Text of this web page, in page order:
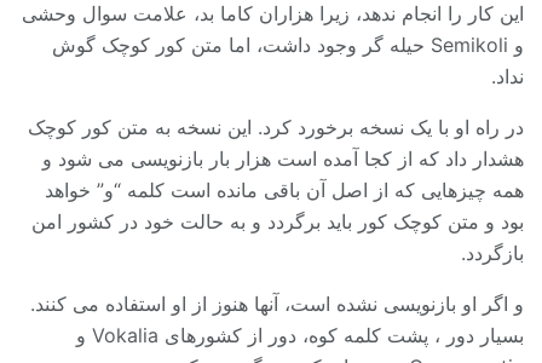
این کار را انجام ندهد، زیرا هزاران کاما بد، علامت سوال وحشی
و Semikoli حیله گر وجود داشت، اما متن کور کوچک گوش
نداد.
در راه او با یک نسخه برخورد کرد. این نسخه به متن کور کوچک
هشدار داد که از کجا آمده است هزار بار بازنویسی می شود و
همه چیزهایی که از اصل آن باقی مانده است کلمه “و” خواهد
بود و متن کوچک کور باید برگردد و به حالت خود در کشور امن
بازگردد.
و اگر او بازنویسی نشده است، آنها هنوز از او استفاده می کنند.
بسیار دور ، پشت کلمه کوه، دور از کشورهای Vokalia و